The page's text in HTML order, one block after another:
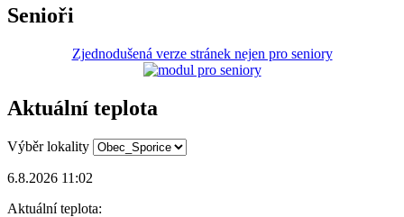
Senioři
Zjednodušená verze stránek nejen pro seniory
Aktuální teplota
Výběr lokality
6.8.2026 11:02
Aktuální teplota: